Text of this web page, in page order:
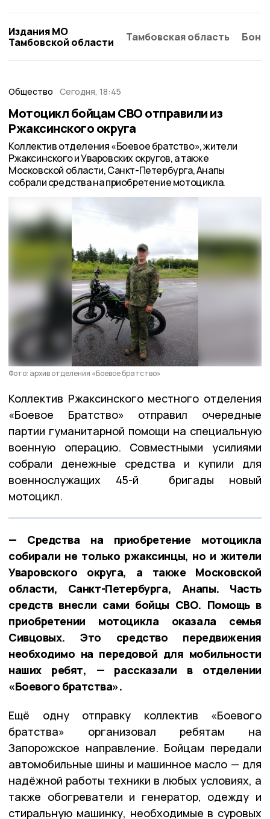
Издания МО
Тамбовской области
Тамбовская область
Общество Сегодня, 18:45
Мотоцикл бойцам СВО отправили из
Ржаксинского округа
Коллектив отделения «Боевое братство», жители
Ржаксинского и Уваровских округов, а также
Московской области, Санкт-Петербурга, Анапы
собрали средства на приобретение мотоцикла.
Фото: архив отделения «Боевое братство»
Коллектив Ржаксинского местного отделения
«Боевое Братство» отправил очередные
партии гуманитарной помощи на специальную
военную операцию. Совместными усилиями
собрали денежные средства и купили для
военнослужащих 45-й бригады новый
мотоцикл.
— Средства на приобретение мотоцикла
собирали не только ржаксинцы, но и жители
Уваровского округа, а также Московской
области, Санкт-Петербурга, Анапы. Часть
средств внесли сами бойцы СВО. Помощь в
приобретении мотоцикла оказала семья
Сивцовых. Это средство передвижения
необходимо на передовой для мобильности
наших ребят, — рассказали в отделении
«Боевого братства».
Ещё одну отправку коллектив «Боевого
братства» организовал ребятам на
Запорожское направление. Бойцам передали
автомобильные шины и машинное масло — для
надёжной работы техники в любых условиях, а
также обогреватели и генератор, одежду и
стиральную машинку, необходимые в суровых